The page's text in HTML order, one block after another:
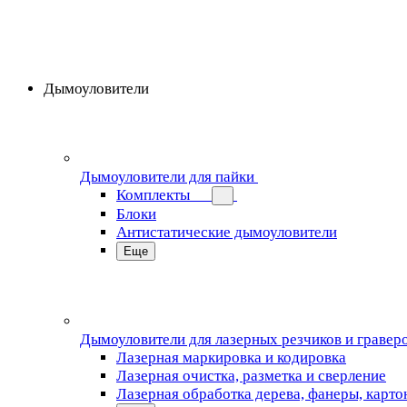
Дымоуловители
Дымоуловители для пайки
Комплекты
Блоки
Антистатические дымоуловители
Еще
Дымоуловители для лазерных резчиков и
Лазерная маркировка и кодировка
Лазерная очистка, разметка и сверление
Лазерная обработка дерева, фанеры,